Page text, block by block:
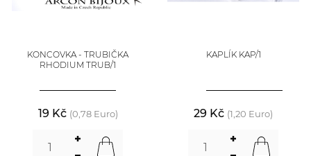
KONCOVKA - TRUBIČKA
RHODIUM TRUB/1
19 Kč (0,78 Euro)
KAPLÍK KAP/1
29 Kč (1,20 Euro)